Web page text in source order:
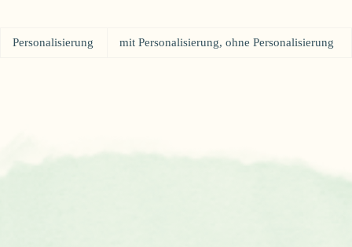
Personalisierung mit Personalisierung, ohne Personalisierung